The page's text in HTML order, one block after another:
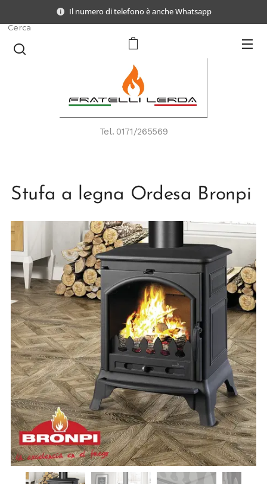
Il numero di telefono è anche Whatsapp
Tel. 0171/265569
Cerca
Stufa a legna Ordesa Bronpi